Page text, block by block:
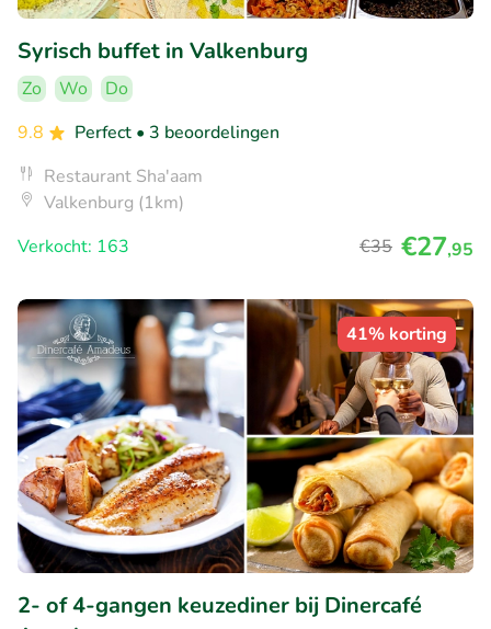
Syrisch buffet in Valkenburg
Zo Wo
Do
9.8
Perfect • 3 beoordelingen
Restaurant Sha'aam
Valkenburg (1km)
Verkocht: 163
€35 €27,95
41% korting
2- of 4-gangen keuzediner bij Dinercafé